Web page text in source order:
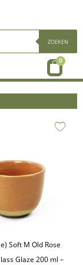
ZOEKEN
0
Soft M Old Rose
Glaze 200 ml –